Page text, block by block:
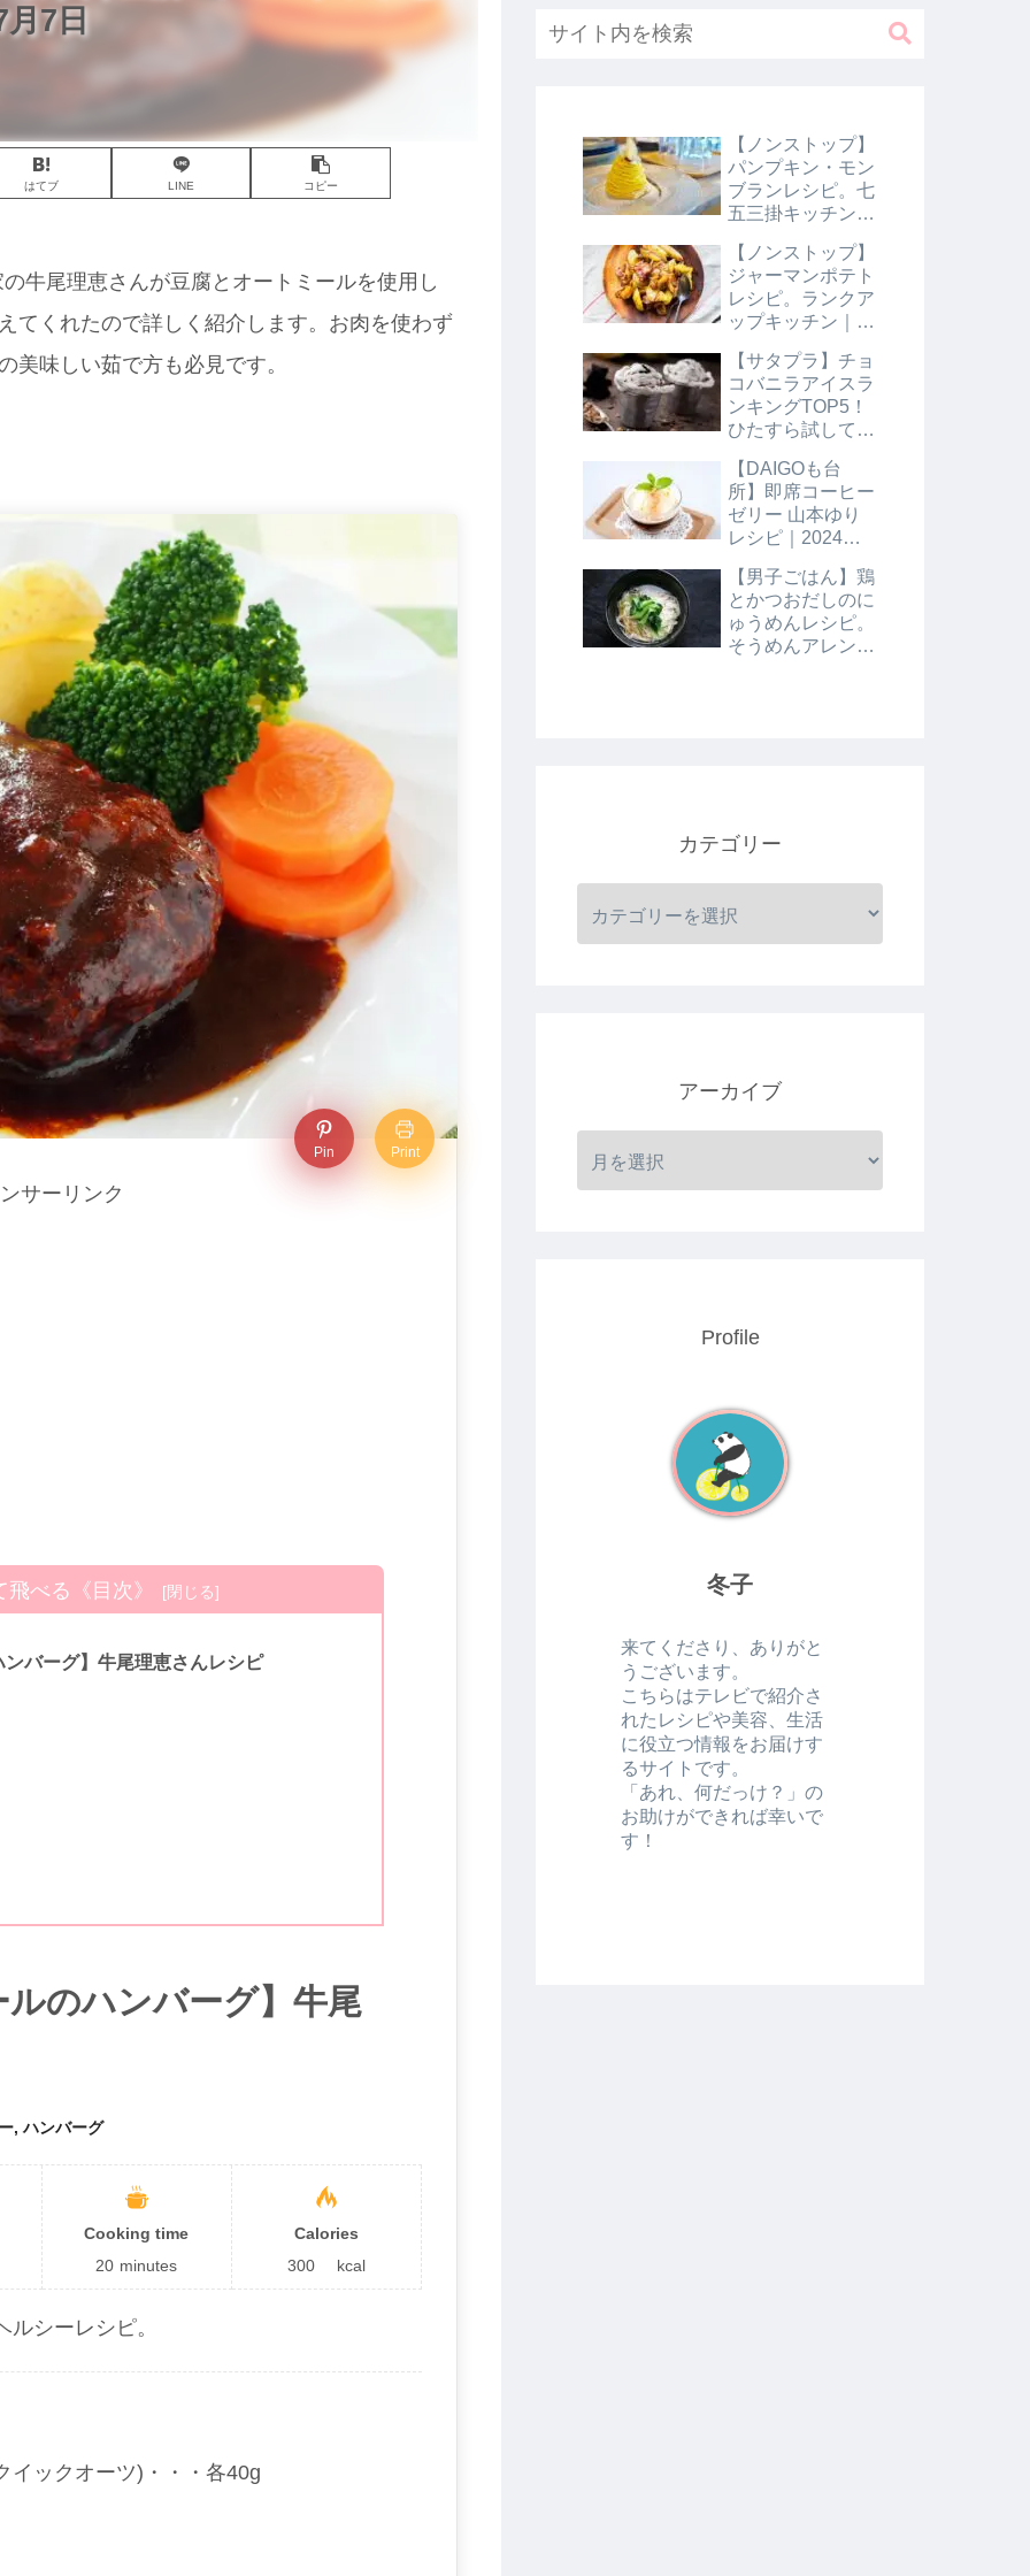
7日
はてブ LINE コピー
牛尾理恵さんが豆腐とオートミールを使用し
てくれたので詳しく紹介します。お肉を使わず
美味しい茹で方も必見です。
Pin Print
サーリンク
べる《目次》
バーグ】牛尾理恵さんレシピ
のハンバーグ】牛尾
, ハンバーグ
Cooking time
20 minutes
Calories
300
kcal
シーレシピ。
イックオーツ)・・・各40g
【ノンストップ】
パンプキン・モン
ブランレシピ。七
五三掛キッチン｜
【ノンストップ】
ジャーマンポテト
レシピ。ランクア
ップキッチン｜10
【サタプラ】チョ
コバニラアイスラ
ンキングTOP5！
ひたすら試してラ
日【サタデープラ
ス】
【DAIGOも台
所】即席コーヒー
ゼリー 山本ゆり
レシピ｜2024年8
【男子ごはん】鶏
とかつおだしのに
ゅうめんレシピ。
そうめんアレンジ
カテゴリー
アーカイブ
Profile
冬子
来てくださり、ありがと
うございます。
こちらはテレビで紹介さ
れたレシピや美容、生活
に役立つ情報をお届けす
るサイトです。
「あれ、何だっけ？」の
お助けができれば幸いで
す！